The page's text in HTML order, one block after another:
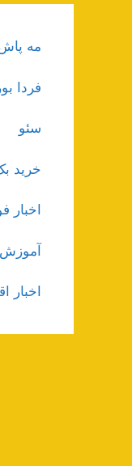
مه
فردا
سئو
خرید
اخبار
اخبار